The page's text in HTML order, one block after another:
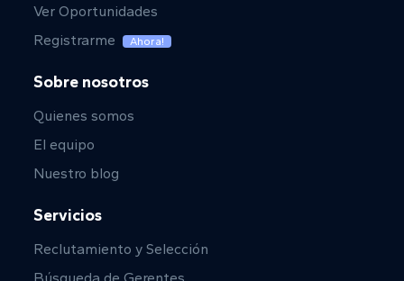
Ver Oportunidades
Registrarme
Ahora!
Sobre nosotros
Quienes somos
El equipo
Nuestro blog
Servicios
Reclutamiento y Selección